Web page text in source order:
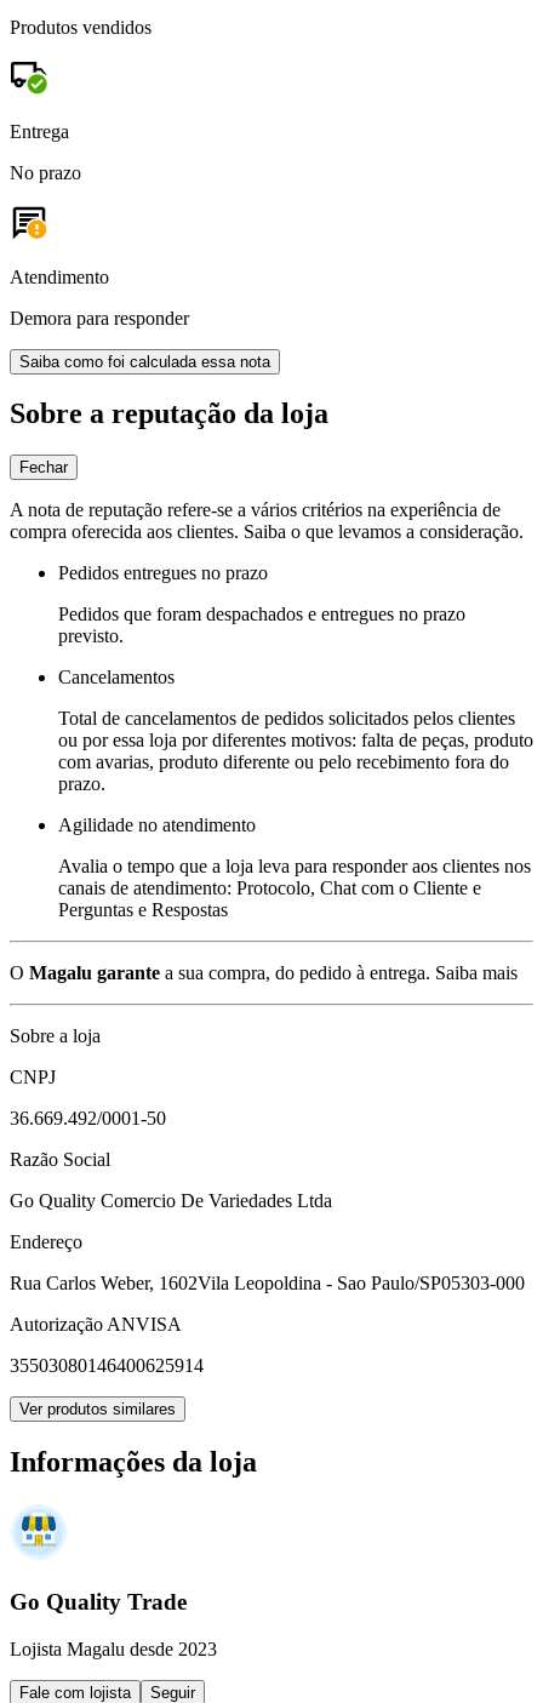
Produtos vendidos
Entrega
No prazo
Atendimento
Demora para responder
Saiba como foi calculada essa nota
Sobre a reputação da loja
Fechar
A nota de reputação refere-se a vários critérios na experiência de
compra oferecida aos clientes. Saiba o que levamos a consideração.
Pedidos entregues no prazo
Pedidos que foram despachados e entregues no prazo
previsto.
Cancelamentos
Total de cancelamentos de pedidos solicitados pelos clientes
ou por essa loja por diferentes motivos: falta de peças, produto
com avarias, produto diferente ou pelo recebimento fora do
prazo.
Agilidade no atendimento
Avalia o tempo que a loja leva para responder aos clientes nos
canais de atendimento: Protocolo, Chat com o Cliente e
Perguntas e Respostas
O Magalu garante a sua compra, do pedido à entrega. Saiba mais
Sobre a loja
CNPJ
36.669.492/0001-50
Razão Social
Go Quality Comercio De Variedades Ltda
Endereço
Rua Carlos Weber, 1602Vila Leopoldina - Sao Paulo/SP05303-000
Autorização ANVISA
35503080146400625914
Ver produtos similares
Informações da loja
Go Quality Trade
Lojista Magalu desde 2023
Fale com lojista Seguir